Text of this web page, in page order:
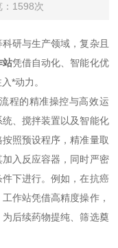
：1598次
研与生产领域，复杂且
站凭借自动化、智能化优
*动力。
的精准操控与高效运
、搅拌装置以及智能化
照预设程序，精准量取
入反应容器，同时严密
下进行。例如，在抗癌
作站凭借高精度操作，
后续药物提纯、筛选奠